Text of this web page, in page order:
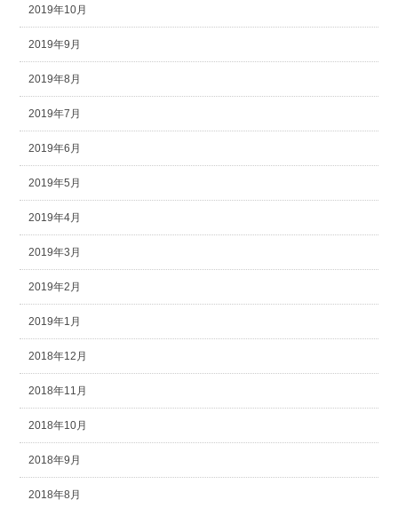
2019年10月
2019年9月
2019年8月
2019年7月
2019年6月
2019年5月
2019年4月
2019年3月
2019年2月
2019年1月
2018年12月
2018年11月
2018年10月
2018年9月
2018年8月